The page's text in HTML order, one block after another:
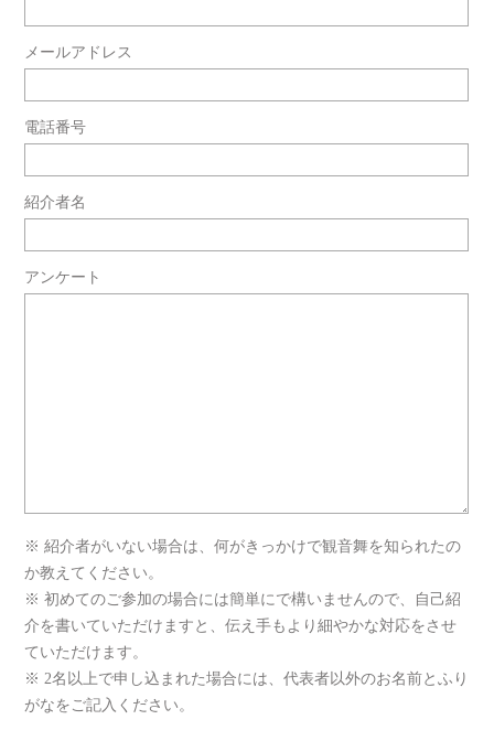
メールアドレス
電話番号
紹介者名
アンケート
※ 紹介者がいない場合は、何がきっかけで観音舞を知られたの
か教えてください。
※ 初めてのご参加の場合には簡単にで構いませんので、自己紹
介を書いていただけますと、伝え手もより細やかな対応をさせ
ていただけます。
※ 2名以上で申し込まれた場合には、代表者以外のお名前とふり
がなをご記入ください。